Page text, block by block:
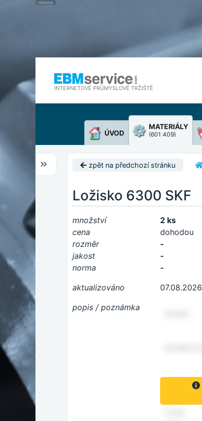
INTERNETOVÉ PRŮMYSLOVÉ TRŽIŠTĚ
ÚVOD
MATERIÁLY
(601 409)
zpět na předchozí stránku
Ložisko 6300 SKF
množství
2 ks
cena
dohodou
rozměr
-
jakost
-
norma
-
aktualizováno
07.08.2026
popis / poznámka